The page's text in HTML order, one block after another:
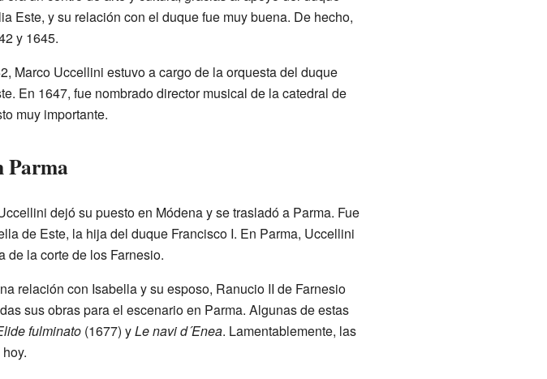
Este, y su relación con el duque fue muy buena. De hecho,
y 1645.
Marco Uccellini estuvo a cargo de la orquesta del duque
En 1647, fue nombrado director musical de la catedral de
muy importante.
Parma
dejó su puesto en Módena y se trasladó a Parma. Fue
de Este, la hija del duque Francisco I. En Parma, Uccellini
de la corte de los Farnesio.
relación con Isabella y su esposo, Ranucio II de Farnesio
sus obras para el escenario en Parma. Algunas de estas
fulminato(1677) yLe navi d´Enea. Lamentablemente, las